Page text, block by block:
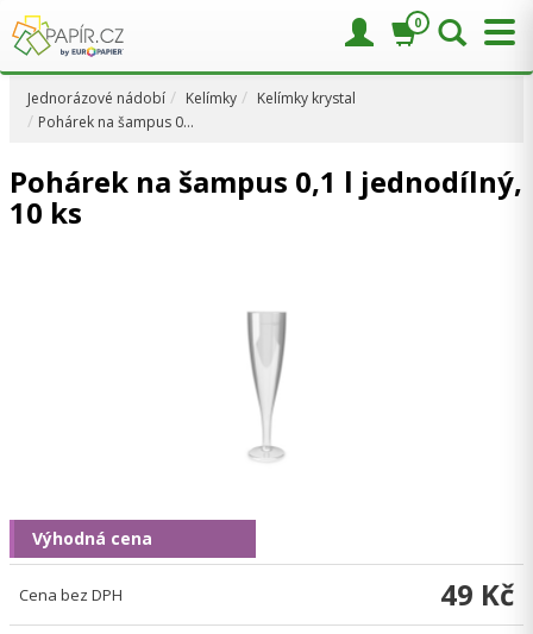
Jednorázové nádobí Kelímky
Kelímky krystal
Pohárek na šampus 0…
Pohárek na šampus 0,1 l jednodílný,
10 ks
Výhodná cena
Cena bez DPH 49 Kč
0